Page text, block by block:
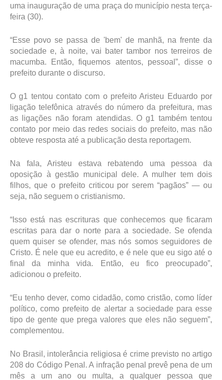
uma inauguração de uma praça do município nesta terça-
feira (30).
“Esse povo se passa de 'bem' de manhã, na frente da
sociedade e, à noite, vai bater tambor nos terreiros de
macumba. Então, fiquemos atentos, pessoal”, disse o
prefeito durante o discurso.
O g1 tentou contato com o prefeito Aristeu Eduardo por
ligação telefônica através do número da prefeitura, mas
as ligações não foram atendidas. O g1 também tentou
contato por meio das redes sociais do prefeito, mas não
obteve resposta até a publicação desta reportagem.
Na fala, Aristeu estava rebatendo uma pessoa da
oposição à gestão municipal dele. A mulher tem dois
filhos, que o prefeito criticou por serem “pagãos” — ou
seja, não seguem o cristianismo.
“Isso está nas escrituras que conhecemos que ficaram
escritas para dar o norte para a sociedade. Se ofenda
quem quiser se ofender, mas nós somos seguidores de
Cristo. É nele que eu acredito, e é nele que eu sigo até o
final da minha vida. Então, eu fico preocupado”,
adicionou o prefeito.
“Eu tenho dever, como cidadão, como cristão, como líder
político, como prefeito de alertar a sociedade para esse
tipo de gente que prega valores que eles não seguem”,
complementou.
No Brasil, intolerância religiosa é crime previsto no artigo
208 do Código Penal. A infração penal prevê pena de um
mês a um ano ou multa, a qualquer pessoa que